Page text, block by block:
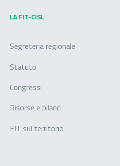
LA FIT-CISL
Segreteria regionale
Statuto
Congressi
Risorse e bilanci
FIT sul territorio